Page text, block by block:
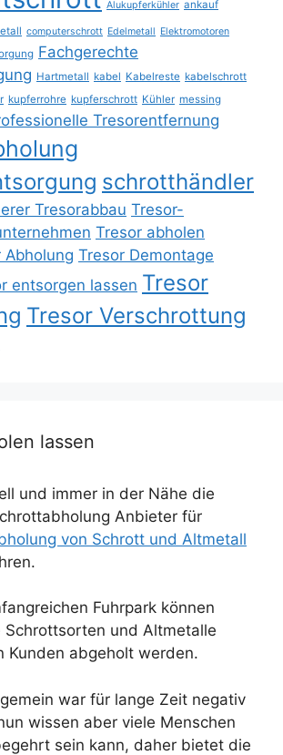
Alukupferkühler ankauf
computerschrott Edelmetall Elektromotoren
Fachgerechte
Hartmetall kabel Kabelreste kabelschrott
kupferrohre kupferschrott Kühler messing
Tresorentfernung
schrotthändler
Tresorabbau Tresor-
Tresor abholen
Abholung Tresor Demontage
entsorgen lassen Tresor
Tresor Verschrottung
lassen
und immer in der Nähe die
Anbieter für
von Schrott und Altmetall
Fuhrpark können
Schrottsorten und Altmetalle
Kunden abgeholt werden.
war für lange Zeit negativ
wissen aber viele Menschen
sein kann, daher bietet die